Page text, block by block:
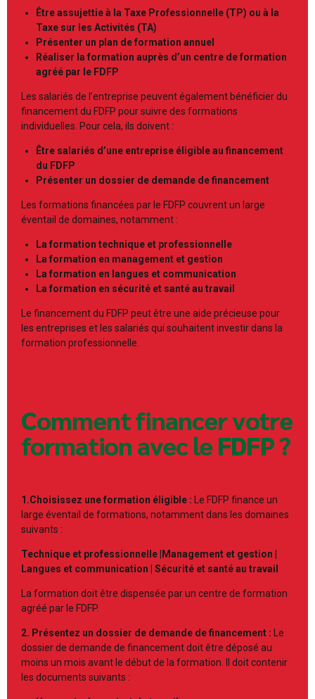
Être assujettie à la Taxe Professionnelle (TP) ou à la
Taxe sur les Activités (TA)
Présenter un plan de formation annuel
Réaliser la formation auprès d’un centre de formation
agréé par le FDFP
Les salariés de l’entreprise peuvent également bénéficier du
financement du FDFP pour suivre des formations
individuelles. Pour cela, ils doivent :
Être salariés d’une entreprise éligible au financement
du FDFP
Présenter un dossier de demande de financement
Les formations financées par le FDFP couvrent un large
éventail de domaines, notamment :
La formation technique et professionnelle
La formation en management et gestion
La formation en langues et communication
La formation en sécurité et santé au travail
Le financement du FDFP peut être une aide précieuse pour
les entreprises et les salariés qui souhaitent investir dans la
formation professionnelle.
Comment financer votre
formation avec le FDFP ?
1.Choisissez une formation éligible :
Le FDFP finance un
large éventail de formations, notamment dans les domaines
suivants :
Technique et professionnelle |Management et gestion |
Langues et communication | Sécurité et santé au travail
La formation doit être dispensée par un centre de formation
agréé par le FDFP.
2. Présentez un dossier de demande de financement :
Le
dossier de demande de financement doit être déposé au
moins un mois avant le début de la formation. Il doit contenir
les documents suivants :